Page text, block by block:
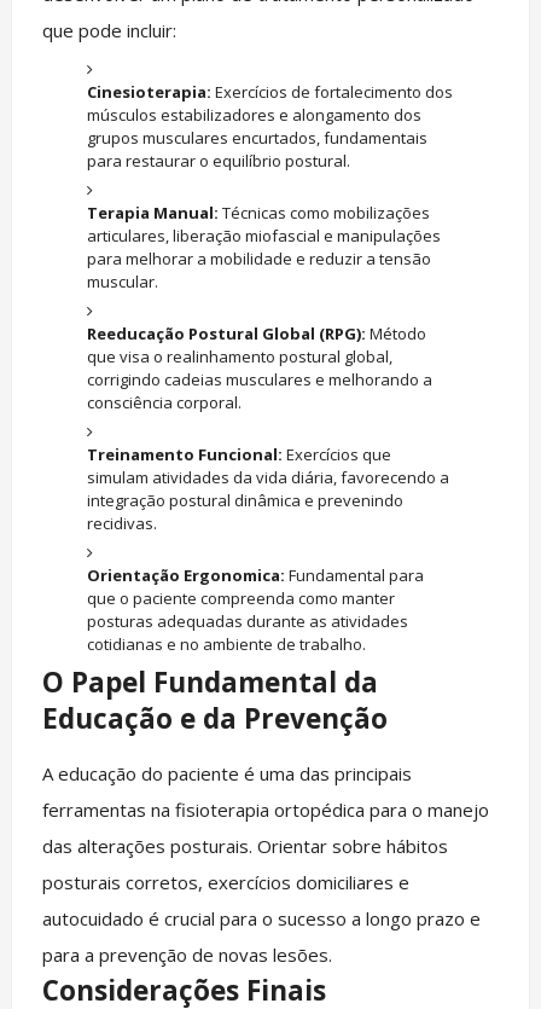
que pode incluir:
Cinesioterapia: Exercícios de fortalecimento dos
músculos estabilizadores e alongamento dos
grupos musculares encurtados, fundamentais
para restaurar o equilíbrio postural.
Terapia Manual: Técnicas como mobilizações
articulares, liberação miofascial e manipulações
para melhorar a mobilidade e reduzir a tensão
muscular.
Reeducação Postural Global (RPG): Método
que visa o realinhamento postural global,
corrigindo cadeias musculares e melhorando a
consciência corporal.
Treinamento Funcional: Exercícios que
simulam atividades da vida diária, favorecendo a
integração postural dinâmica e prevenindo
recidivas.
Orientação Ergonomica: Fundamental para
que o paciente compreenda como manter
posturas adequadas durante as atividades
cotidianas e no ambiente de trabalho.
O Papel Fundamental da
Educação e da Prevenção
A educação do paciente é uma das principais
ferramentas na fisioterapia ortopédica para o manejo
das alterações posturais. Orientar sobre hábitos
posturais corretos, exercícios domiciliares e
autocuidado é crucial para o sucesso a longo prazo e
para a prevenção de novas lesões.
Considerações Finais